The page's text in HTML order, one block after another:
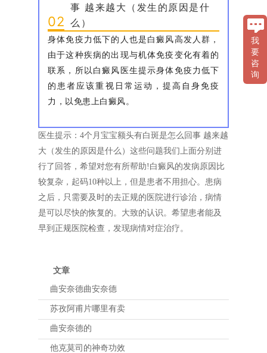
02
事 越来越大（发生的原因是什
么）
身体免疫力低下的人也是白癜风高发人群，
由于这种疾病的出现与机体免疫变化有着的
联系，所以白癜风医生提示身体免疫力低下
的患者应该重视日常运动，提高自身免疫
力，以免患上白癜风。
医生提示：4个月宝宝额头有白斑是怎么回事 越来越
大（发生的原因是什么）这些问题我们上面分别进
行了回答，希望对您有所帮助!白癜风的发病原因比
较复杂，起码10种以上，但是患者不用担心。患病
之后，只需要及时的去正规的医院进行诊治，病情
是可以尽快的恢复的。大致的认识。希望患者能及
早到正规医院检查，发现病情对症治疗。
文章
曲安奈德曲安奈德
苏孜阿甫片哪里有卖
曲安奈德的
他克莫司的神奇功效
我
要
咨
询